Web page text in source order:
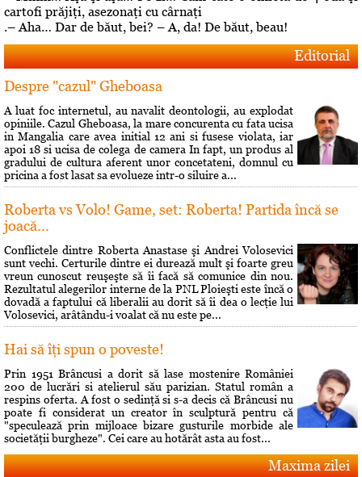
cartofi prăjiţi, asezonaţi cu cârnaţi
.– Aha… Dar de băut, bei? – A, da! De băut, beau!
Editorial
Despre "cazul" Gheboasa
A luat foc internetul, au navalit deontologii, au explodat
opiniile. Cazul Gheboasa, la mare concurenta cu fata ucisa
in Mangalia care avea initial 12 ani si fusese violata, iar
apoi 18 si ucisa de colega de camera In fapt, un produs al
gradului de cultura aferent unor concetateni, domnul cu
pricina a fost lasat sa evolueze intr-o siluire a...
Roberta vs Volo! Game, set: Roberta! Partida încă se
joacă...
Conflictele dintre Roberta Anastase şi Andrei Volosevici
sunt vechi. Certurile dintre ei durează mult şi foarte greu
vreun cunoscut reuşeşte să îi facă să comunice din nou.
Rezultatul alegerilor interne de la PNL Ploieşti este încă o
dovadă a faptului că liberalii au dorit să îi dea o lecţie lui
Volosevici, arâtându-i voalat că nu este pe...
Hai să îţi spun o poveste!
Prin 1951 Brâncusi a dorit să lase mostenire României
200 de lucrări si atelierul său parizian. Statul român a
respins oferta. A fost o sedinţă si s-a decis că Brâncusi nu
poate fi considerat un creator în sculptură pentru că
"speculează prin mijloace bizare gusturile morbide ale
societăţii burgheze". Cei care au hotărât asta au fost...
Maxima zilei